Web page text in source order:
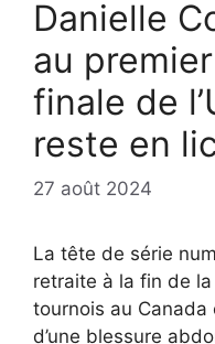
Danielle
au
finale de
reste en
27 août 2024
La tête de série
retraite à la fin de
tournois au Canada
d’une blessure